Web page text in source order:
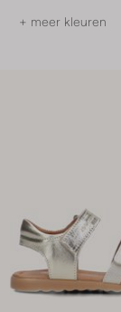
+ meer kleuren